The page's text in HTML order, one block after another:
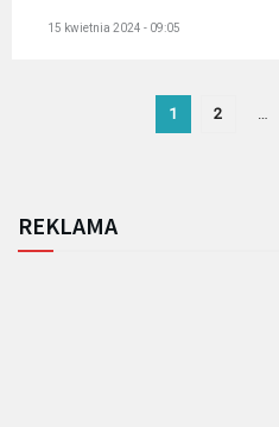
15 kwietnia 2024 - 09:05
1 2 …
REKLAMA